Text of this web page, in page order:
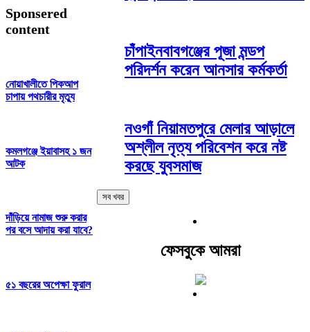
Sponsered
content
নোয়াখালীতে পিকআপ
চাপায় পথচারীর মৃত্যু
কমলগঞ্জে ইয়াবাসহ ১ জন
আটক
দাঁড়িয়ে নামাজ শুরু করার
পর বসে আদায় করা যাবে?
৫১ বছরের অপেক্ষা ফুরাল
চাঁপাইনবাবগঞ্জের পূজা মন্ডপ
পরিদর্শন করেন আনসার কর্মকর্তা
নওগাঁ নিয়ামতপুরে মেলার আড়ালে
অশ্লীল নৃত্য পরিবেশন করে নষ্ট
করছে যুবসমাজ
সব খবর
ফেসবুকে আমরা